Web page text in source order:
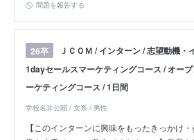
問題を報告する
26卒
ＪＣＯＭ / インターン / 志望動機
1dayセールスマーケティングコース / オー
ーケティングコース / 1日間
学校名非公開 / 文系 / 男性
【このインターンに興味をもったきっかけ